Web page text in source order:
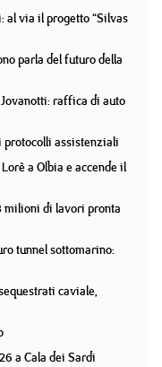
al via il progetto “Silvas
parla del futuro della
raffica di auto
protocolli assistenziali
a Olbia e accende il
milioni di lavori pronta
tunnel sottomarino:
caviale,
a Cala dei Sardi